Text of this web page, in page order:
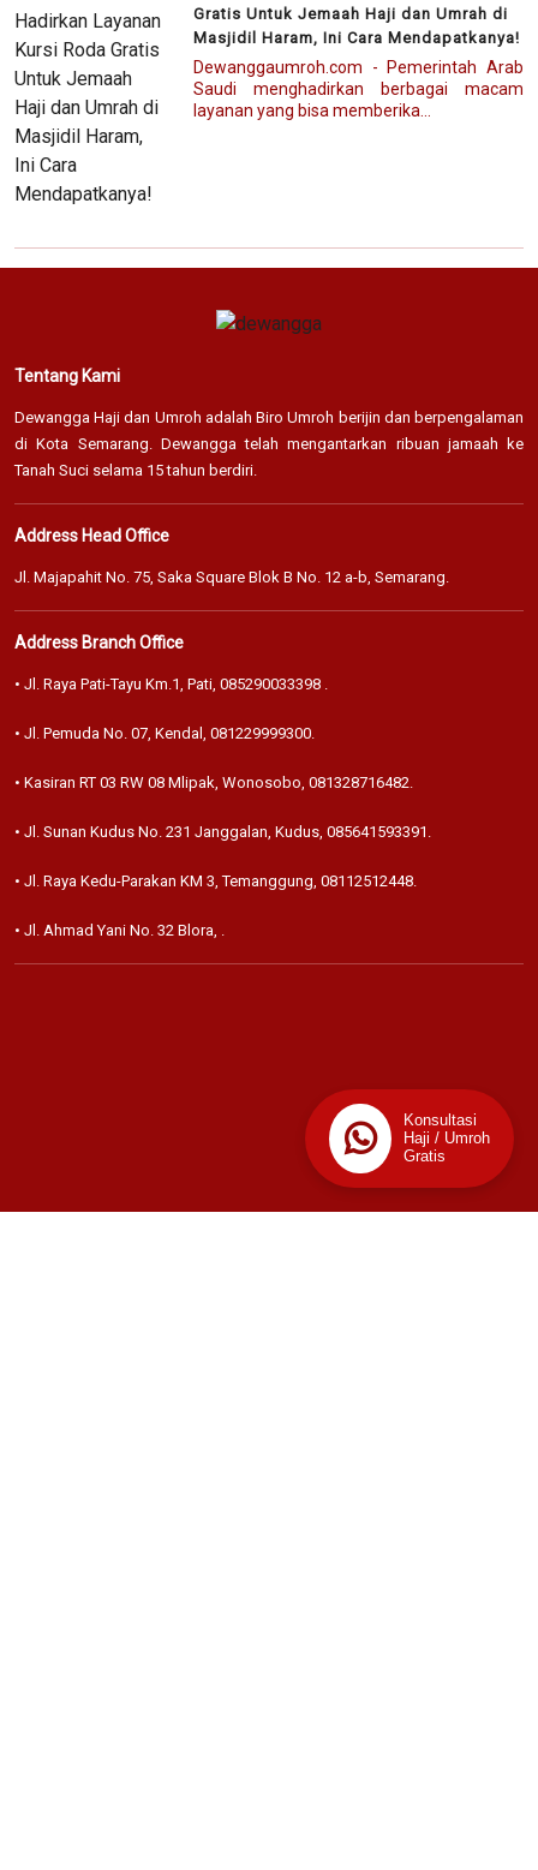
Gratis Untuk Jemaah Haji dan Umrah di
Masjidil Haram, Ini Cara Mendapatkanya!
Dewanggaumroh.com - Pemerintah Arab
Saudi menghadirkan berbagai macam
layanan yang bisa memberika...
Tentang Kami
Dewangga Haji dan Umroh adalah Biro Umroh berijin dan berpengalaman
di Kota Semarang. Dewangga telah mengantarkan ribuan jamaah ke
Tanah Suci selama 15 tahun berdiri.
Address Head Office
Jl. Majapahit No. 75, Saka Square Blok B No. 12 a-b, Semarang.
Address Branch Office
• Jl. Raya Pati-Tayu Km.1, Pati, 085290033398
• Jl. Pemuda No. 07, Kendal, 081229999300
• Kasiran RT 03 RW 08 Mlipak, Wonosobo, 081328716482
• Jl. Sunan Kudus No. 231 Janggalan, Kudus, 085641593391
• Jl. Raya Kedu-Parakan KM 3, Temanggung, 08112512448
• Jl. Ahmad Yani No. 32 Blora,
Konsultasi
Haji / Umroh
Gratis